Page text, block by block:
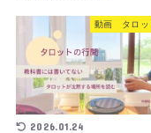
動画 タロッ
2026.01.24